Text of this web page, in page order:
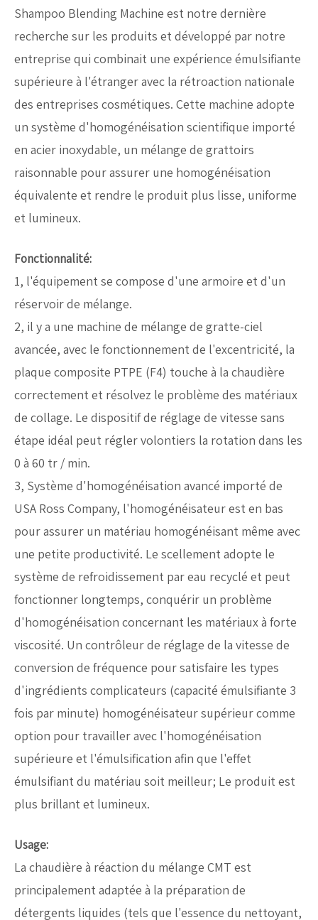
Shampoo Blending Machine est notre dernière
recherche sur les produits et développé par notre
entreprise qui combinait une expérience émulsifiante
supérieure à l'étranger avec la rétroaction nationale
des entreprises cosmétiques. Cette machine adopte
un système d'homogénéisation scientifique importé
en acier inoxydable, un mélange de grattoirs
raisonnable pour assurer une homogénéisation
équivalente et rendre le produit plus lisse, uniforme
et lumineux.
Fonctionnalité:
1, l'équipement se compose d'une armoire et d'un
réservoir de mélange.
2, il y a une machine de mélange de gratte-ciel
avancée, avec le fonctionnement de l'excentricité, la
plaque composite PTPE (F4) touche à la chaudière
correctement et résolvez le problème des matériaux
de collage. Le dispositif de réglage de vitesse sans
étape idéal peut régler volontiers la rotation dans les
0 à 60 tr / min.
3, Système d'homogénéisation avancé importé de
USA Ross Company, l'homogénéisateur est en bas
pour assurer un matériau homogénéisant même avec
une petite productivité. Le scellement adopte le
système de refroidissement par eau recyclé et peut
fonctionner longtemps, conquérir un problème
d'homogénéisation concernant les matériaux à forte
viscosité. Un contrôleur de réglage de la vitesse de
conversion de fréquence pour satisfaire les types
d'ingrédients complicateurs (capacité émulsifiante 3
fois par minute) homogénéisateur supérieur comme
option pour travailler avec l'homogénéisation
supérieure et l'émulsification afin que l'effet
émulsifiant du matériau soit meilleur; Le produit est
plus brillant et lumineux.
Usage:
La chaudière à réaction du mélange CMT est
principalement adaptée à la préparation de
détergents liquides (tels que l'essence du nettoyant,